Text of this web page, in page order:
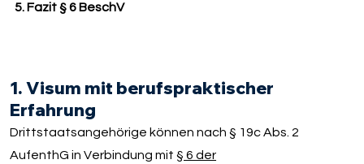
5. Fazit § 6 BeschV
1. Visum mit berufspraktischer
Erfahrung
Drittstaatsangehörige können nach § 19c Abs. 2
AufenthG in Verbindung mit§ 6 der